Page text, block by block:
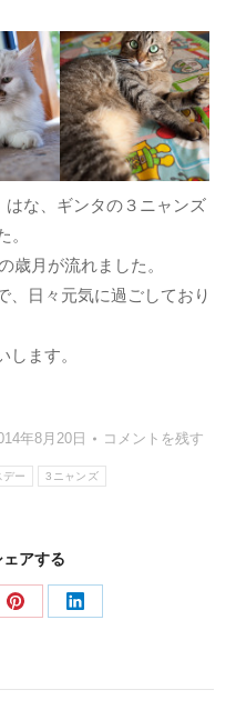
はな、ギンタの３ニャンズ
。
歳月が流れました。
、日々元気に過ごしており
ます。
年8月20日 コメントを残す
デー 3ニャンズ
アする
Share
Share